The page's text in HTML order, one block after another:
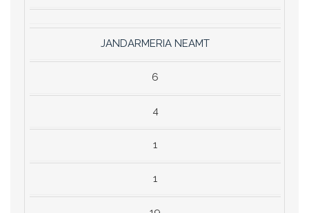
JANDARMERIA NEAMT
6
4
1
1